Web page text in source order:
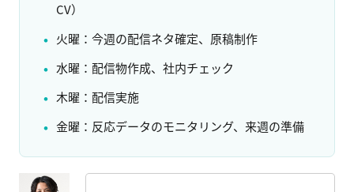
CV）
火曜：今週の配信ネタ確定、原稿制作
水曜：配信物作成、社内チェック
木曜：配信実施
金曜：反応データのモニタリング、来週の準備